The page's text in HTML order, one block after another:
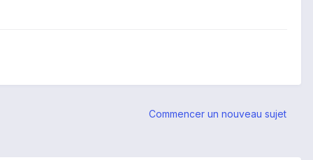
Commencer un nouveau sujet